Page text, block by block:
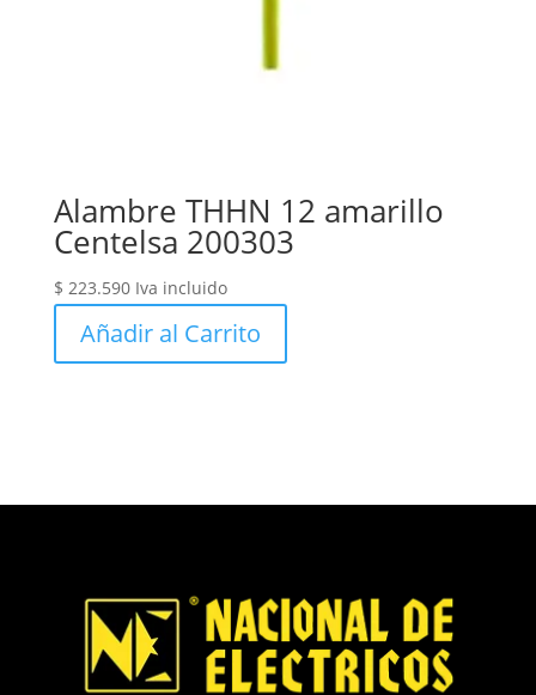
Alambre THHN 12 amarillo
Centelsa 200303
$ 223.590 Iva incluido
Añadir al Carrito